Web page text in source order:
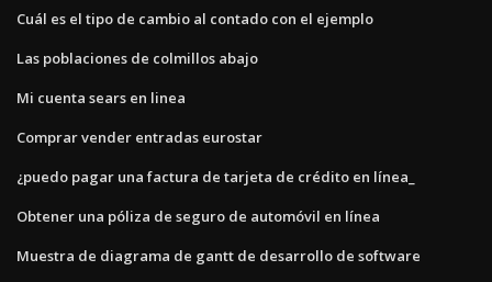
Cuál es el tipo de cambio al contado con el ejemplo
Las poblaciones de colmillos abajo
Mi cuenta sears en linea
Comprar vender entradas eurostar
¿puedo pagar una factura de tarjeta de crédito en línea_
Obtener una póliza de seguro de automóvil en línea
Muestra de diagrama de gantt de desarrollo de software